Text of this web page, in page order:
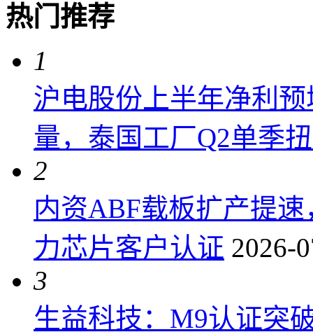
热门推荐
1
沪电股份上半年净利
量，泰国工厂Q2单季
2
内资ABF载板扩产提
力芯片客户认证 2026-
3
生益科技：M9认证突